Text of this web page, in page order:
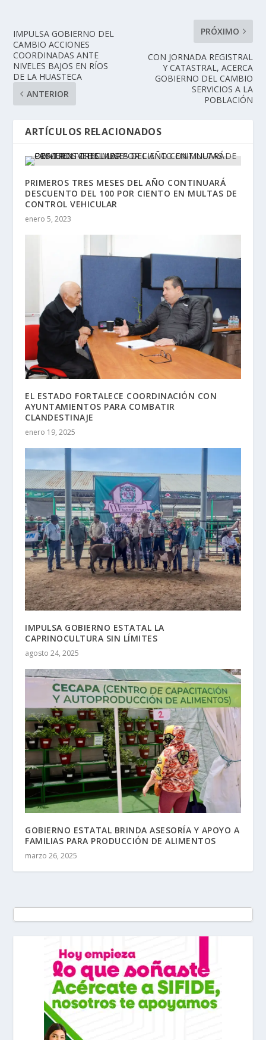
IMPULSA GOBIERNO DEL
CAMBIO ACCIONES
COORDINADAS ANTE
NIVELES BAJOS EN RÍOS
DE LA HUASTECA
ANTERIOR
PRÓXIMO
CON JORNADA REGISTRAL
Y CATASTRAL, ACERCA
GOBIERNO DEL CAMBIO
SERVICIOS A LA
POBLACIÓN
ARTÍCULOS RELACIONADOS
PRIMEROS TRES MESES DEL AÑO CONTINUARÁ
DESCUENTO DEL 100 POR CIENTO EN MULTAS DE
CONTROL VEHICULAR
enero 5, 2023
EL ESTADO FORTALECE COORDINACIÓN CON
AYUNTAMIENTOS PARA COMBATIR
CLANDESTINAJE
enero 19, 2025
IMPULSA GOBIERNO ESTATAL LA
CAPRINOCULTURA SIN LÍMITES
agosto 24, 2025
GOBIERNO ESTATAL BRINDA ASESORÍA Y APOYO A
FAMILIAS PARA PRODUCCIÓN DE ALIMENTOS
marzo 26, 2025